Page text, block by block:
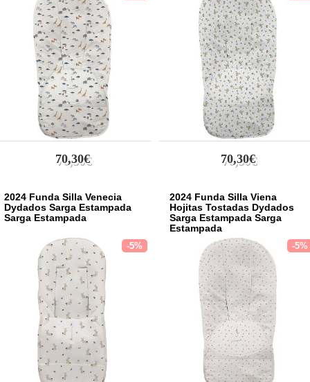
70,30€ 70,30€
2024 Funda Silla Venecia
Dydados Sarga Estampada
Sarga Estampada
-5%
2024 Funda Silla Viena
Hojitas Tostadas Dydados
Sarga Estampada Sarga
Estampada
-5%